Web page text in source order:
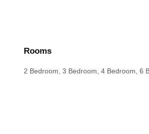
Rooms
2 Bedroom, 3 Bedroom, 4 Bedroom, 6